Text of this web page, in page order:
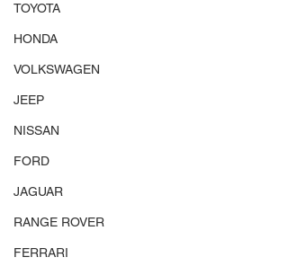
TOYOTA
HONDA
VOLKSWAGEN
JEEP
NISSAN
FORD
JAGUAR
RANGE ROVER
FERRARI